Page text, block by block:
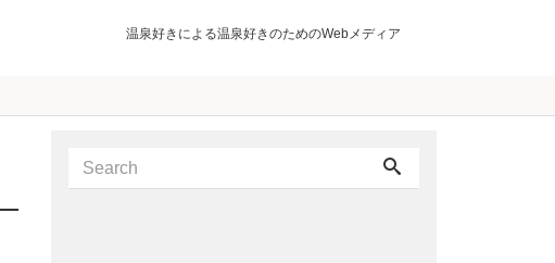
温泉好きによる温泉好きのためのWebメディア